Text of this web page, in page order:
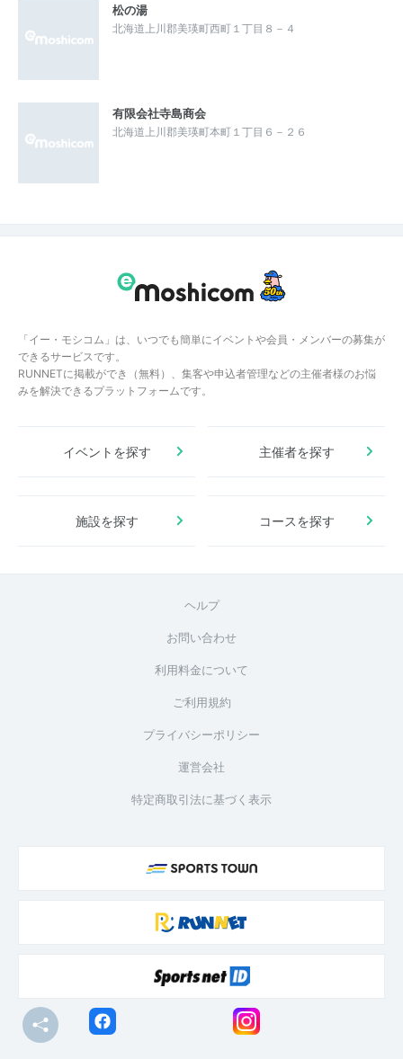
松の湯
北海道上川郡美瑛町西町１丁目８－４
有限会社寺島商会
北海道上川郡美瑛町本町１丁目６－２６
「イー・モシコム」は、いつでも簡単にイベントや会員・メンバーの募集が
できるサービスです。
RUNNETに掲載ができ（無料）、集客や申込者管理などの主催者様のお悩
みを解決できるプラットフォームです。
イベントを探す 主催者を探す
施設を探す コースを探す
ヘルプ
お問い合わせ
利用料金について
ご利用規約
プライバシーポリシー
運営会社
特定商取引法に基づく表示